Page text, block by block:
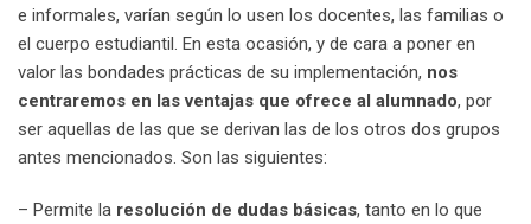
e informales, varían según lo usen los docentes, las familias o
el cuerpo estudiantil. En esta ocasión, y de cara a poner en
valor las bondades prácticas de su implementación, nos
centraremos en las ventajas que ofrece al alumnado, por
ser aquellas de las que se derivan las de los otros dos grupos
antes mencionados. Son las siguientes:
– Permite la resolución de dudas básicas, tanto en lo que